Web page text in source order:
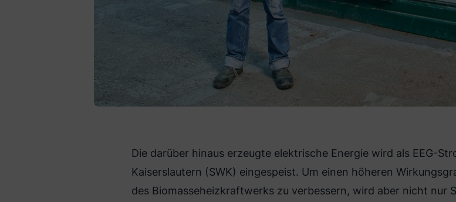
Die darüber hinaus erzeugte elektrische Energie wird als EEG-
Kaiserslautern (SWK) eingespeist. Um einen höheren
des Biomasseheizkraftwerks zu verbessern, wird aber nicht nur